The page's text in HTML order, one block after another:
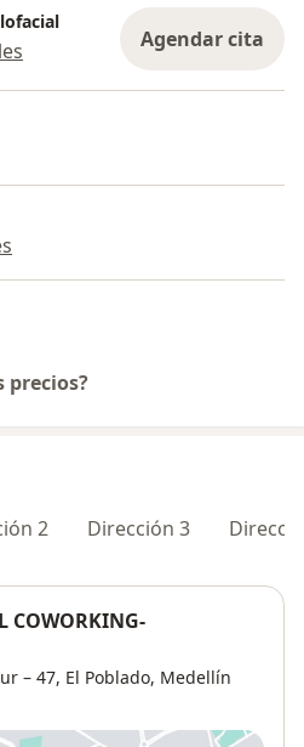
Agendar cita
precios?
2 Dirección 3
COWORKING-
– 47, El Poblado, Medellín